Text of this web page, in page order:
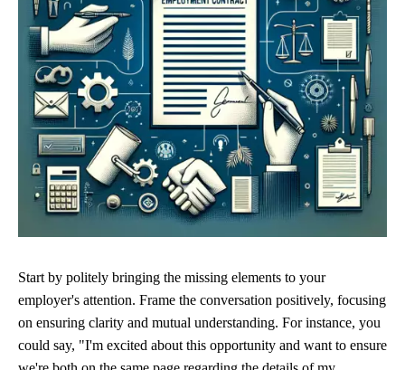
Start by politely bringing the missing elements to your
employer's attention. Frame the conversation positively, focusing
on ensuring clarity and mutual understanding. For instance, you
could say, "I'm excited about this opportunity and want to ensure